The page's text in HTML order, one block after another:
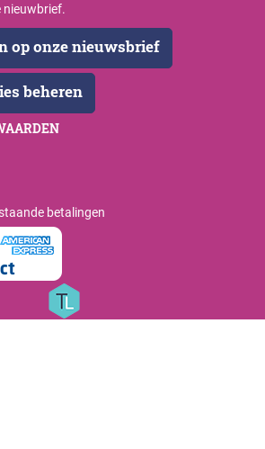
nieuwbrief.
op onze nieuwsbrief
beheren
betalingen